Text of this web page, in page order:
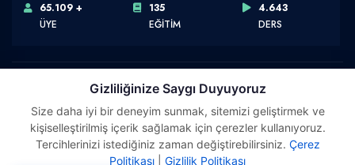
65.109 +
ÜYE
135
EĞİTİM
4.643
DERS
Telif Hakkı © 2026 Vidoport, Inc.
Software,Design & Development:Webimonline
Gizliliğinize Saygı Duyuyoruz
Size daha iyi bir deneyim sunmak, sitemizi geliştirmek ve
kişiselleştirilmiş içerik sağlamak için çerezler kullanıyoruz.
Tercihlerinizi istediğiniz zaman değiştirebilirsiniz. Çerez
Politikası
Gizlilik Politikası